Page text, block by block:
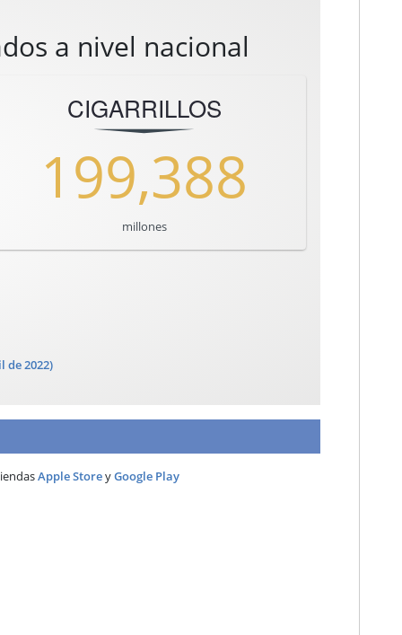
a nivel nacional
CIGARRILLOS
199,388
millones
de 2022)
Apple StoreyGoogle Play